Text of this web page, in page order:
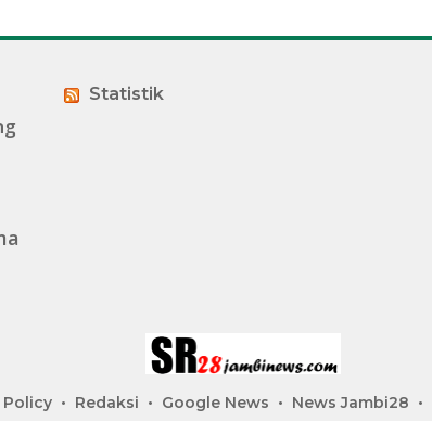
Statistik
Policy Redaksi Google News News Jambi28